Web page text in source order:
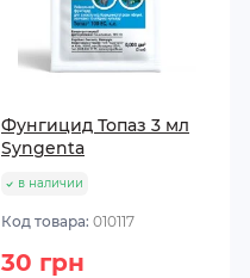
Фунгицид Топаз 3 мл
Syngenta
в наличии
Код товара: 010117
30 грн